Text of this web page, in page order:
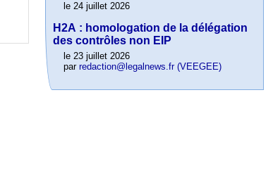
le 24 juillet 2026
H2A : homologation de la délégation
des contrôles non EIP
le 23 juillet 2026
parredaction@legalnews.fr (VEEGEE)